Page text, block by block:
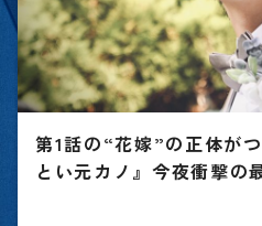
第1話の“花嫁”の正体が
とい元カノ』今夜衝撃の